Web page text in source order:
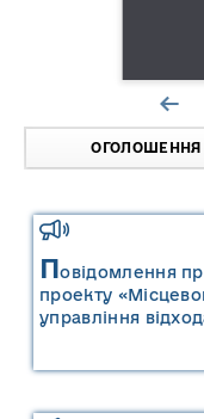
ОГОЛОШЕННЯ
Повідомлення
проекту
управління
міської
управління